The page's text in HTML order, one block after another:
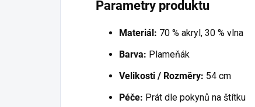
Parametry produktu
Materiál: 70 % akryl, 30 % vlna
Barva: Plameňák
Velikosti / Rozměry: 54 cm
Péče: Prát dle pokynů na štítku